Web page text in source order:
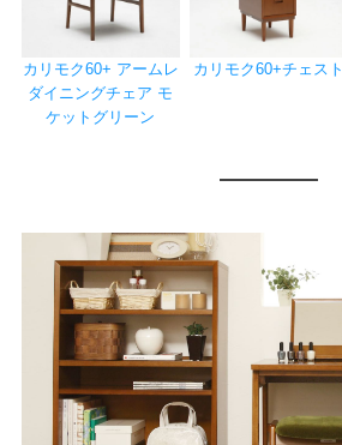
カリモク60+ アームレ
ダイニングチェア モ
ケットグリーン
カリモク60+チェスト